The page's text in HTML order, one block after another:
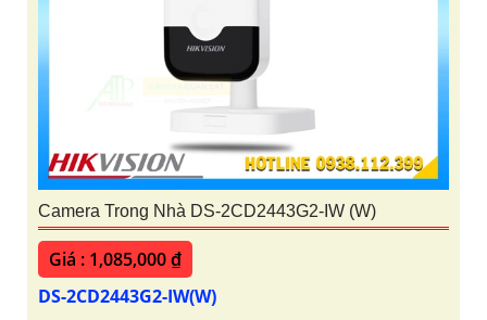
Camera Trong Nhà DS-2CD2443G2-IW (W)
Giá : 1,085,000 ₫
DS-2CD2443G2-IW(W)